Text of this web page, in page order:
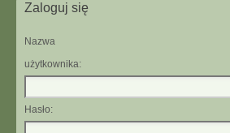
Zaloguj się
Nazwa
użytkownika:
Hasło: